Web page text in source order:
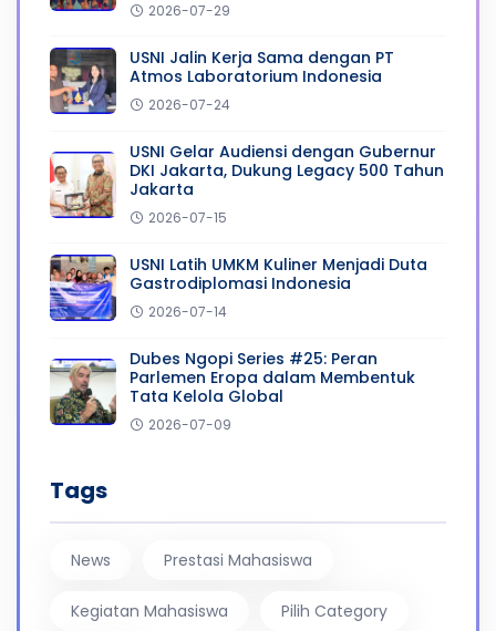
2026-07-29
USNI Jalin Kerja Sama dengan PT
Atmos Laboratorium Indonesia
2026-07-24
USNI Gelar Audiensi dengan Gubernur
DKI Jakarta, Dukung Legacy 500 Tahun
Jakarta
2026-07-15
USNI Latih UMKM Kuliner Menjadi Duta
Gastrodiplomasi Indonesia
2026-07-14
Dubes Ngopi Series #25: Peran
Parlemen Eropa dalam Membentuk
Tata Kelola Global
2026-07-09
Tags
News Prestasi Mahasiswa
Kegiatan Mahasiswa Pilih Category